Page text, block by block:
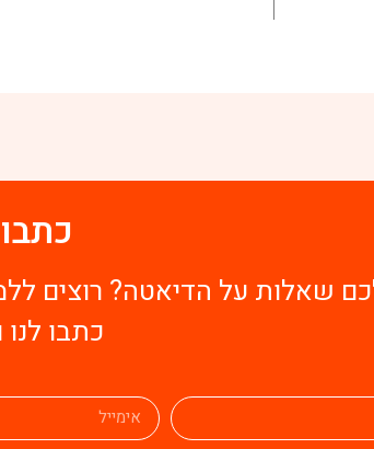
שאלות על הדיאטה? רוצים
כתבו לנו